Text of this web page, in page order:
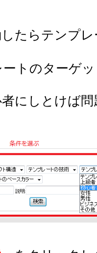
たらテンプ
トのターゲ
にしとけば